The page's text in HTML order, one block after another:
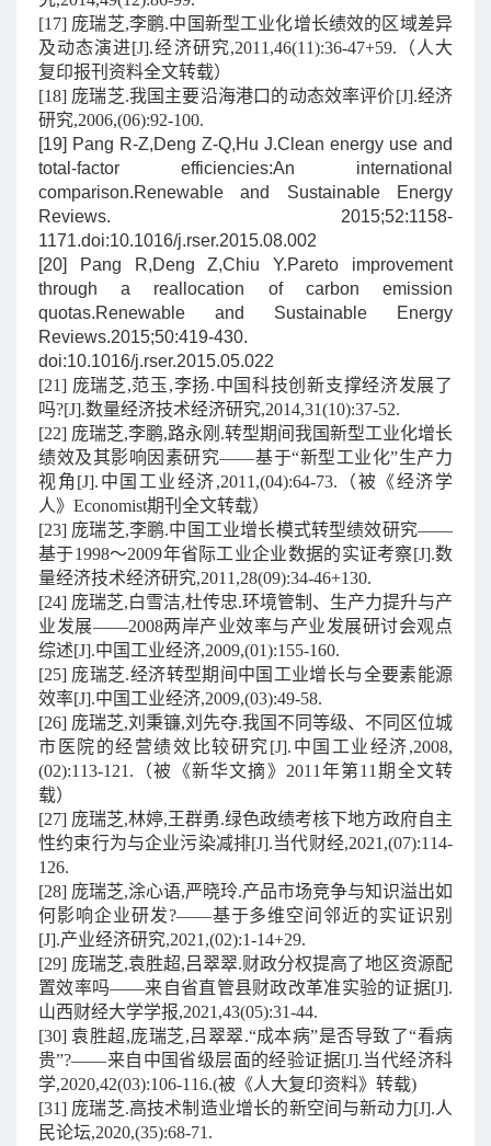
[17] 庞瑞芝,李鹏.中国新型工业化增长绩效的区域差异
及动态演进[J].经济研究,2011,46(11):36-47+59.（人大
复印报刊资料全文转载）
[18] 庞瑞芝.我国主要沿海港口的动态效率评价[J].经济
研究,2006,(06):92-100.
[19] Pang R-Z,Deng Z-Q,Hu J.Clean energy use and
total-factor efficiencies:An international
comparison.Renewable and Sustainable Energy
Reviews. 2015;52:1158-
1171.doi:10.1016/j.rser.2015.08.002
[20] Pang R,Deng Z,Chiu Y.Pareto improvement
through a reallocation of carbon emission
quotas.Renewable and Sustainable Energy
Reviews.2015;50:419-430.
doi:10.1016/j.rser.2015.05.022
[21] 庞瑞芝,范玉,李扬.中国科技创新支撑经济发展了
吗?[J].数量经济技术经济研究,2014,31(10):37-52.
[22] 庞瑞芝,李鹏,路永刚.转型期间我国新型工业化增长
绩效及其影响因素研究——基于“新型工业化”生产力
视角[J].中国工业经济,2011,(04):64-73.（被《经济学
人》Economist期刊全文转载）
[23] 庞瑞芝,李鹏.中国工业增长模式转型绩效研究——
基于1998～2009年省际工业企业数据的实证考察[J].数
量经济技术经济研究,2011,28(09):34-46+130.
[24] 庞瑞芝,白雪洁,杜传忠.环境管制、生产力提升与产
业发展——2008两岸产业效率与产业发展研讨会观点
综述[J].中国工业经济,2009,(01):155-160.
[25] 庞瑞芝.经济转型期间中国工业增长与全要素能源
效率[J].中国工业经济,2009,(03):49-58.
[26] 庞瑞芝,刘秉镰,刘先夺.我国不同等级、不同区位城
市医院的经营绩效比较研究[J].中国工业经济,2008,
(02):113-121.（被《新华文摘》2011年第11期全文转
载）
[27] 庞瑞芝,林婷,王群勇.绿色政绩考核下地方政府自主
性约束行为与企业污染减排[J].当代财经,2021,(07):114-
126.
[28] 庞瑞芝,涂心语,严晓玲.产品市场竞争与知识溢出如
何影响企业研发?——基于多维空间邻近的实证识别
[J].产业经济研究,2021,(02):1-14+29.
[29] 庞瑞芝,袁胜超,吕翠翠.财政分权提高了地区资源配
置效率吗——来自省直管县财政改革准实验的证据[J].
山西财经大学学报,2021,43(05):31-44.
[30] 袁胜超,庞瑞芝,吕翠翠.“成本病”是否导致了“看病
贵”?——来自中国省级层面的经验证据[J].当代经济科
学,2020,42(03):106-116.(被《人大复印资料》转载)
[31] 庞瑞芝.高技术制造业增长的新空间与新动力[J].人
民论坛,2020,(35):68-71.